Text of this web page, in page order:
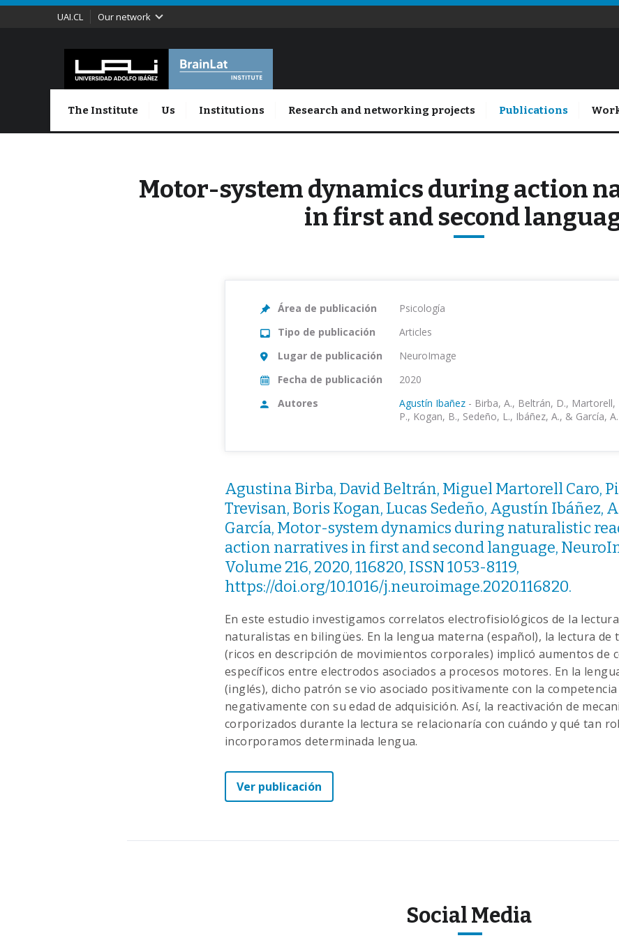
UAI.CL Our network
The Institute Us Institutions Research and networking projects Publications
Motor-system dynamics during action
in first and second
Área de publicación
Psicología
Tipo de publicación
Articles
Lugar de publicación
NeuroImage
Fecha de publicación
2020
Autores
Agustín Ibañez - Birba, A., Beltrán, D., Martorell,
P., Kogan, B., Sedeño, L., Ibáñez, A., & García,
Agustina Birba, David Beltrán, Miguel Martorell Caro,
Trevisan, Boris Kogan, Lucas Sedeño, Agustín Ibáñez,
García, Motor-system dynamics during naturalistic
action narratives in first and second language,
Volume 216, 2020, 116820, ISSN 1053-8119,
https://doi.org/10.1016/j.neuroimage.2020.116820.
En este estudio investigamos correlatos electrofisiológicos de la
naturalistas en bilingües. En la lengua materna (español), la lectura de
(ricos en descripción de movimientos corporales) implicó aumentos de
específicos entre electrodos asociados a procesos motores. En la
(inglés), dicho patrón se vio asociado positivamente con la
negativamente con su edad de adquisición. Así, la reactivación de
corporizados durante la lectura se relacionaría con cuándo y qué tan
incorporamos determinada lengua.
Ver publicación
Social Media